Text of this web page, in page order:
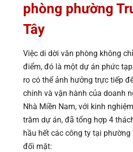
phòng phường
Tây
Việc di dời văn phòng không
điểm, đó là một dự án phức
ro có thể ảnh hưởng trực tiếp
chính và vận hành của doanh
Nhà Miền Nam, với kinh
trăm dự án, đã tổng hợp 4
hầu hết các công ty tại phường
đối mặt: